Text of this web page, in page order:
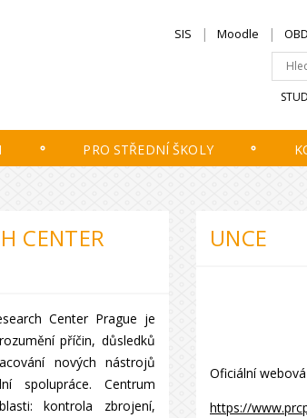
SIS Moodle OBD
PRO STŘEDNÍ ŠKOLY
CENTER
Center Prague je
příčin, důsledků
nových nástrojů
spolupráce. Centrum
kontrola zbrojení,
UNCE
Oficiální
https://